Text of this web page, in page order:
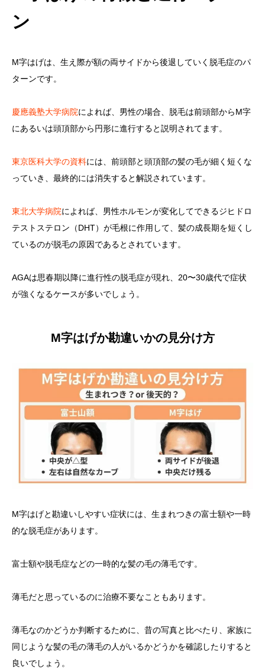
ン
M字はげは、生え際が額の両サイドから後退していく脱毛症のパ
ターンです。
慶應義塾大学病院によれば、男性の場合、脱毛は前頭部からM字
にあるいは頭頂部から円形に進行すると説明されてます。
東京医科大学の資料には、前頭部と頭頂部の髪の毛が細く短くな
っていき、最終的には消失すると解説されています。
東北大学病院によれば、男性ホルモンが変化してできるジヒドロ
テストステロン（DHT）が毛根に作用して、髪の成長期を短くし
ているのが脱毛の原因であるとされています。
AGAは思春期以降に進行性の脱毛症が現れ、20〜30歳代で症状
が強くなるケースが多いでしょう。
M字はげか勘違いかの見分け方
M字はげと勘違いしやすい症状には、生まれつきの富士額や一時
的な脱毛症があります。
富士額や脱毛症などの一時的な髪の毛の薄毛です。
薄毛だと思っているのに治療不要なこともあります。
薄毛なのかどうか判断するために、昔の写真と比べたり、家族に
同じような髪の毛の薄毛の人がいるかどうかを確認したりすると
良いでしょう。